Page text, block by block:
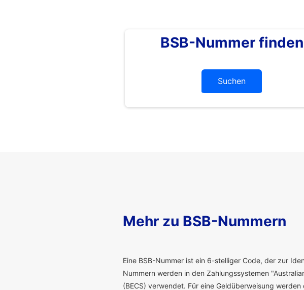
BSB-Nummer finden
Suchen
Mehr zu BSB-Nummern
Eine BSB-Nummer ist ein 6-stelliger Code, der zur
Nummern werden in den Zahlungssystemen
(BECS) verwendet. Für eine Geldüberweisung